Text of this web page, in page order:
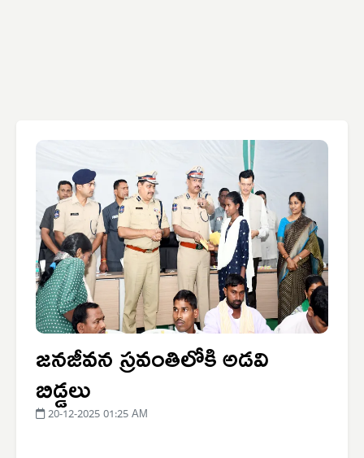
జనజీవన స్రవంతిలోకి అడవి
బిడ్డలు
20-12-2025 01:25 AM